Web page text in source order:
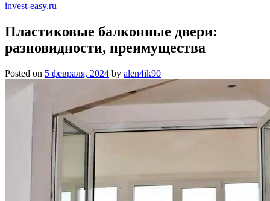
invest-easy.ru
Пластиковые балконные двери:
разновидности, преимущества
Posted on 5 февраля, 2024 by alen4ik90